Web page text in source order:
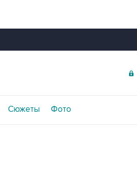
Сюжеты Фото